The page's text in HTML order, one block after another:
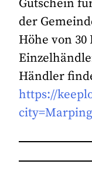
Gutschein
der
Höhe von
Händler
https://